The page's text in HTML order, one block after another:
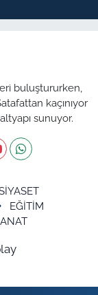
buluştururken,
kaçınıyor
sunuyor.
EĞİTİM